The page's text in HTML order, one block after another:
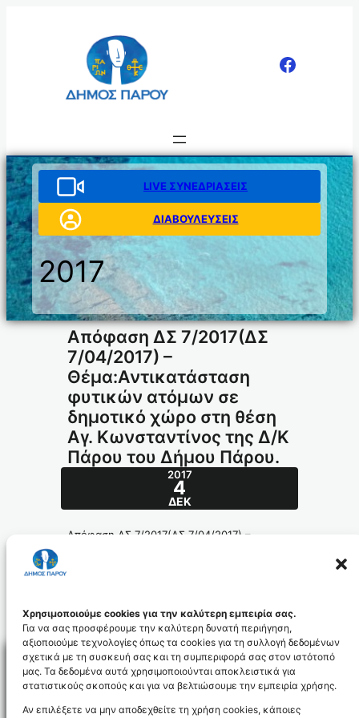
Χρησιμοποιούμε cookies για την καλύτερη εμπειρία σας.
Για να σας προσφέρουμε την καλύτερη δυνατή περιήγηση,
αξιοποιούμε τεχνολογίες όπως τα cookies για τη συλλογή δεδομένων
σχετικά με τη συσκευή σας και τη συμπεριφορά σας στον ιστότοπό
μας. Τα δεδομένα αυτά χρησιμοποιούνται αποκλειστικά για
στατιστικούς σκοπούς και για να βελτιώσουμε την εμπειρία χρήσης.
Αν επιλέξετε να μην αποδεχθείτε τη χρήση cookies, κάποιες
LIVE ΣΥΝΕΔΡΙΑΣΕΙΣ
ΔΙΑΒΟΥΛΕΥΣΕΙΣ
2017
Απόφαση ΔΣ 7/2017(ΔΣ
7/04/2017) –
Θέμα:Αντικατάσταση
φυτικών ατόμων σε
δημοτικό χώρο στη θέση
Αγ. Κωνσταντίνος της Δ/Κ
Πάρου του Δήμου Πάρου.
2017
4
ΔΕΚ
Απόφαση ΔΣ 7/2017(ΔΣ 7/04/2017) –
124-2017_id5007